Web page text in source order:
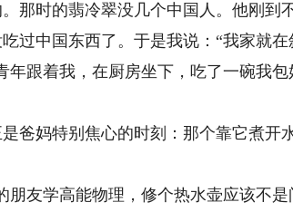
那时的翡冷翠没几个中国人。他刚到
过中国东西了。于是我说：“我家就
年跟着我，在厨房坐下，吃了一碗我
妈特别焦心的时刻：那个靠它煮开
友学高能物理，修个热水壶应该不是